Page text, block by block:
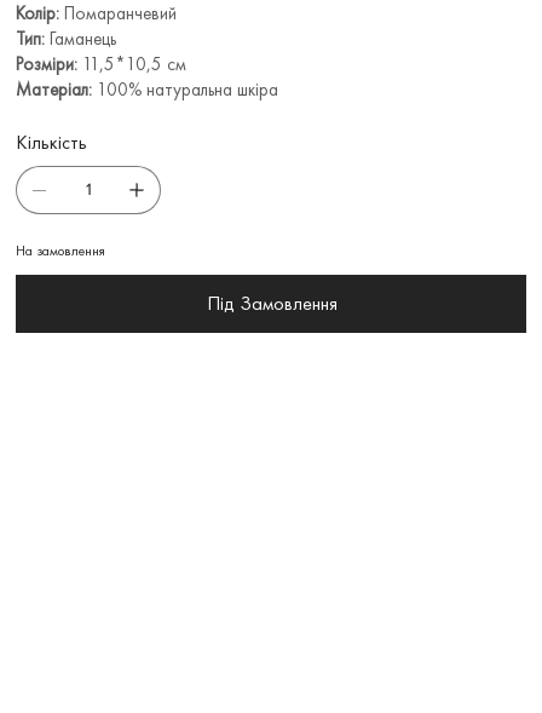
Колір: Помаранчевий
Тип: Гаманець
Розміри: 11,5*10,5 см
Матеріал: 100% натуральна шкіра
Кількість
На замовлення
Під Замовлення